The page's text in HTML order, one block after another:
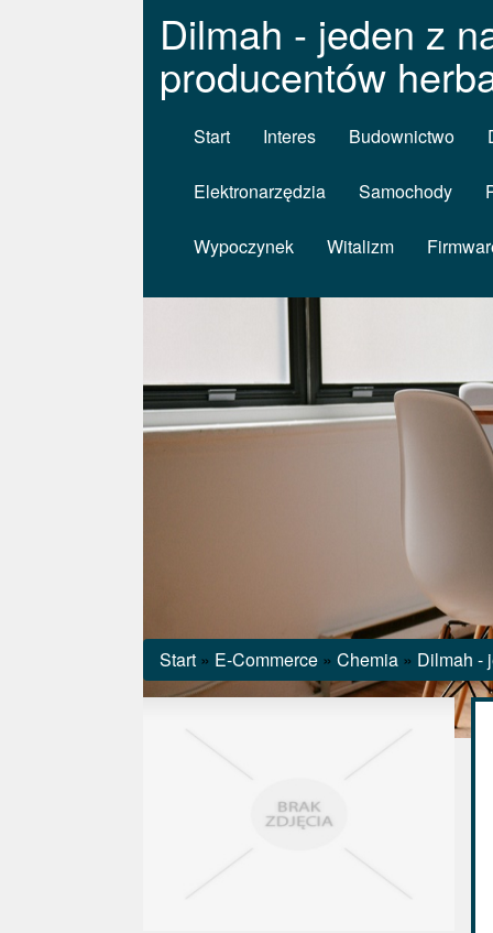
Dilmah - jeden z
producentów
Start Interes Budownictwo
Elektronarzędzia Samochody
Wypoczynek Witalizm
Start » E-Commerce » Chemia » Dilmah -